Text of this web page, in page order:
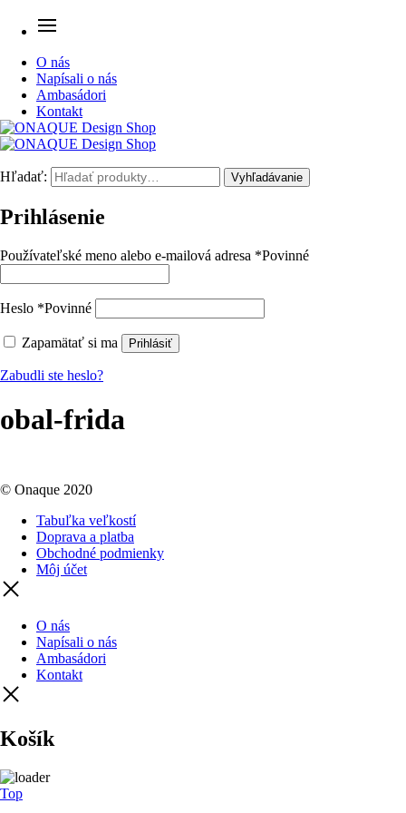
O nás
Napísali o nás
Ambasádori
Kontakt
Hľadať: Vyhľadávanie
Prihlásenie
Používateľské meno alebo e-mailová adresa *Povinné
Heslo *Povinné
Zapamätať si ma Prihlásiť
Zabudli ste heslo?
obal-frida
© Onaque 2020
Tabuľka veľkostí
Doprava a platba
Obchodné podmienky
Môj účet
O nás
Napísali o nás
Ambasádori
Kontakt
Košík
Top